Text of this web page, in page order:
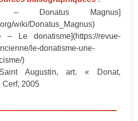
– Donatus Magnus]
wiki/Donatus_Magnus)
Le donatisme](https://revue-
le-donatisme-une-
)
Augustin, art. « Donat,
Cerf, 2005